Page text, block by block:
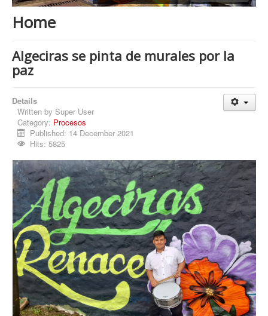
Procesos
Cultura
Región
Multimedia
Home
Algeciras se pinta de murales por la
paz
Details
Written by Super User
Category: Procesos
Published: 14 December 2021
Hits: 5825